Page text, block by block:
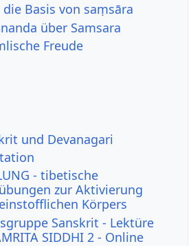
Basis von saṃsāra
über Samsara
Freude
und Devanagari
- tibetische
zur Aktivierung
Körpers
Sanskrit - Lektüre
SIDDHI 2 - Online